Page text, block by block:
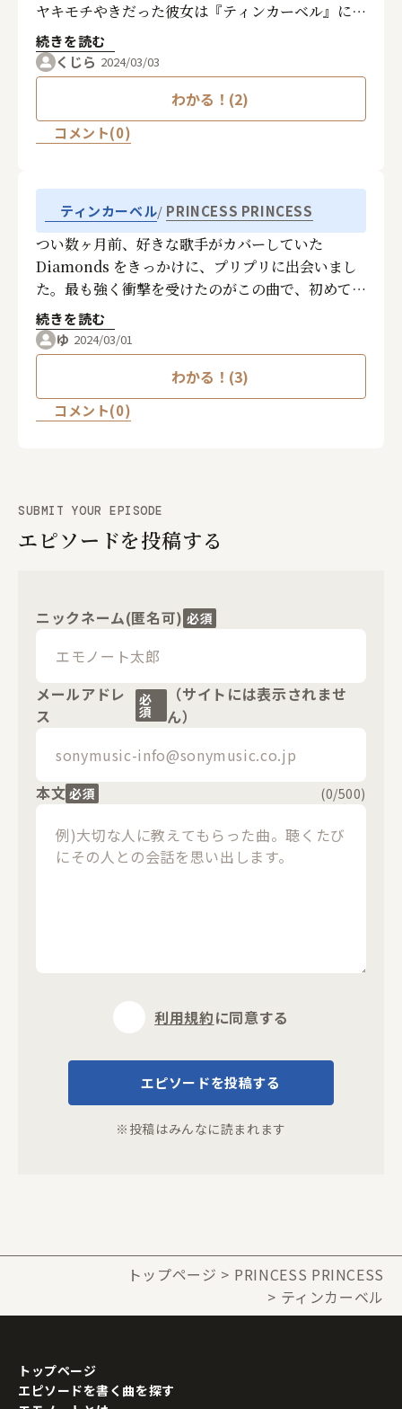
ヤキモチやきだった彼女は『ティンカーベル』にと
っても共感してました
ヤキモチ度合いは当時から変わりましたが30数年
たった今は妻となり一緒に暮らしてます
そして今でも私のプレイリストにはプリプリの全曲
が入ってます(^^)
続きを読む
くじら 2024/03/03
わかる！(2)
コメント(0)
ティンカーベル PRINCESS PRINCESS
つい数ヶ月前、好きな歌手がカバーしていた
Diamonds をきっかけに、プリプリに出会いまし
た。最も強く衝撃を受けたのがこの曲で、初めて聴
いた時は恋に落ちたような感覚でした。サビのメロ
ディーや可愛くてストレートな歌詞、すべてが新鮮
でキラキラしていました。私は2007年生まれの高
校生ですが、プリプリとこの曲に出会えたのは運命
だと思ってます！♡
続きを読む
ゆ 2024/03/01
わかる！(3)
コメント(0)
SUBMIT YOUR EPISODE
エピソードを投稿する
ニックネーム(匿名可) 必須
メールアドレ
ス
必
須
（サイトには表示されませ
ん）
本文 必須 (0/500)
利用規約に同意する
エピソードを投稿する
※投稿はみんなに読まれます
トップページ
PRINCESS PRINCESS
ティンカーベル
トップページ
エピソードを書く曲を探す